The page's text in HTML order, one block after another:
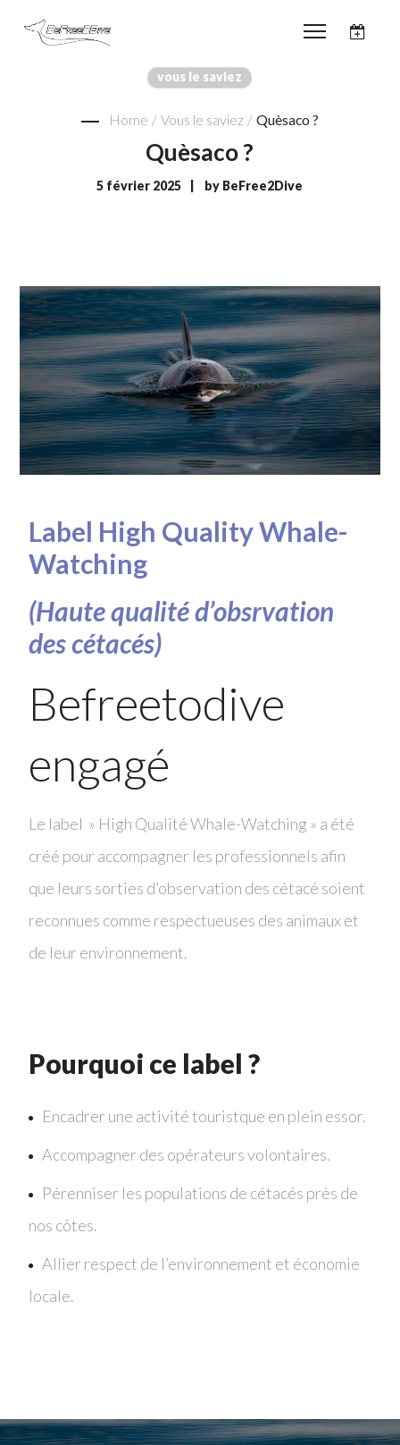
vous le saviez
Home / Vous le saviez / Quèsaco ?
Quèsaco ?
5 février 2025 by BeFree2Dive
Label High Quality Whale-
Watching
(Haute qualité d’obsrvation
des cétacés)
Befreetodive
engagé
Le label » High Qualité Whale-Watching » a été
créé pour accompagner les professionnels afin
que leurs sorties d’observation des cétacé soient
reconnues comme respectueuses des animaux et
de leur environnement.
Pourquoi ce label ?
Encadrer une activité touristque en plein essor.
Accompagner des opérateurs volontaires.
Pérenniser les populations de cétacés près de
nos côtes.
Allier respect de l’environnement et économie
locale.